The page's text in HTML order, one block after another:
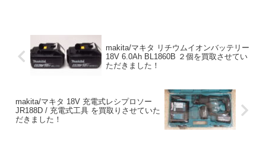
makita/マキタ リチウムイオンバッテリー
18V 6.0Ah BL1860B ２個を買取させてい
ただきました！
makita/マキタ 18V 充電式レシプロソー
JR188D / 充電式工具 を買取りさせていた
だきました！